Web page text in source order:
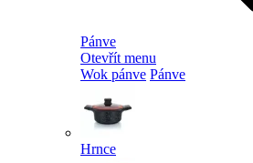
Pánve
Otevřít menu
Wok pánve Pánve
Hrnce